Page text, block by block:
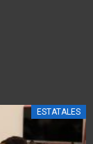
CIUDAD HIDALGO